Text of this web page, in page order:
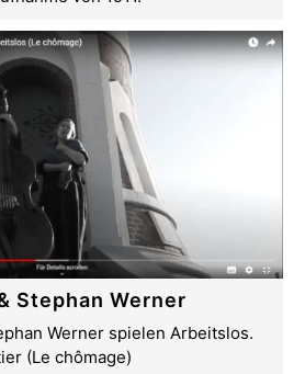
Stephan Werner
Werner spielen Arbeitslos.
(Le chômage)